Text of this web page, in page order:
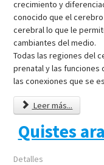
crecimiento y
conocido que el
cerebral lo que le
cambiantes del medio.
Todas las regiones del
prenatal y las funciones
las conexiones que se
Leer más...
Quistes
Detalles